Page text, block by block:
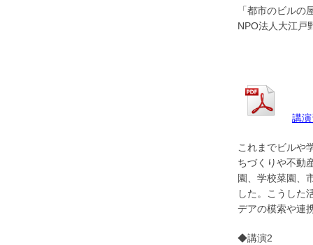
「都市のビル
NPO法人大江
講
これまでビルや
ちづくりや不動
園、学校菜園、
した。こうした
デアの模索や連
◆講演2